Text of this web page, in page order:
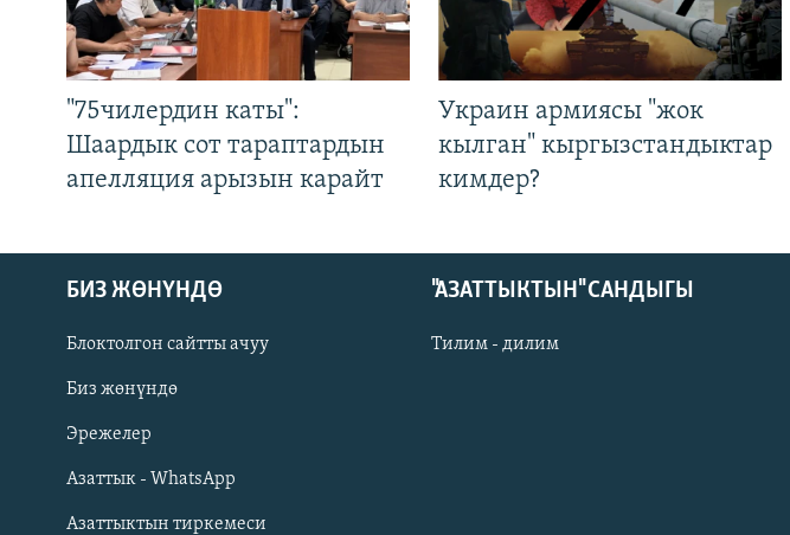
Русский
ОНЛАЙН ШЕРИНЕ
"75чилердин каты":
Шаардык сот тараптардын
апелляция арызын карайт
Украин армиясы "жок
кылган" кыргызстандыктар
кимдер?
БИЗ ЖӨНҮНДӨ
Блоктолгон сайтты ачуу
Биз жөнүндө
Эрежелер
Азаттык - WhatsApp
Азаттыктын тиркемеси
"АЗАТТЫКТЫН" САНДЫГЫ
Тилим - дилим